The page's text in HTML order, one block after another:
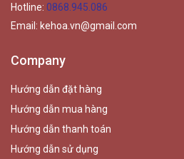
Hotline: 0868.945.086
Email: kehoa.vn@gmail.com
Company
Hướng dẫn đặt hàng
Hướng dẫn mua hàng
Hướng dẫn thanh toán
Hướng dẫn sử dụng